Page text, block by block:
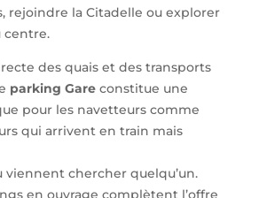
rejoindre la Citadelle ou explorer
centre.
des quais et des transports
parking Gareconstitue une
pour les navetteurs comme
qui arrivent en train mais
viennent chercher quelqu’un.
en ouvrage complètent l’offre